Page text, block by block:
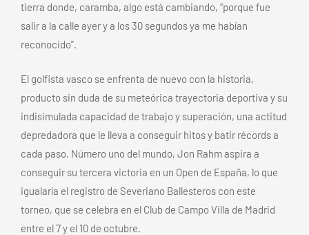
tierra donde, caramba, algo está cambiando, “porque fue
salir a la calle ayer y a los 30 segundos ya me habían
reconocido”.
El golfista vasco se enfrenta de nuevo con la historia,
producto sin duda de su meteórica trayectoria deportiva y su
indisimulada capacidad de trabajo y superación, una actitud
depredadora que le lleva a conseguir hitos y batir récords a
cada paso. Número uno del mundo, Jon Rahm aspira a
conseguir su tercera victoria en un Open de España, lo que
igualaría el registro de Severiano Ballesteros con este
torneo, que se celebra en el Club de Campo Villa de Madrid
entre el 7 y el 10 de octubre.